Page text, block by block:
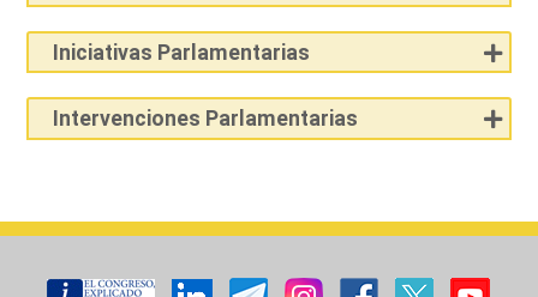
Iniciativas Parlamentarias
Intervenciones Parlamentarias